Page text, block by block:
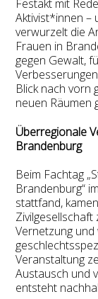
Festakt mit
Aktivist*innen –
verwurzelt die
Frauen in
gegen Gewalt,
Blick nach vorn
neuen Räumen
Überregionale
Brandenburg
Beim Fachtag
Brandenburg“
stattfand,
Vernetzung
Veranstaltung
Austausch und
entsteht